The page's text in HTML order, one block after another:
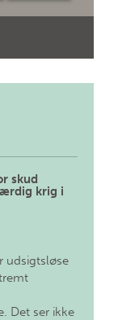
skud
krig i
udsigtsløse
Det ser ikke